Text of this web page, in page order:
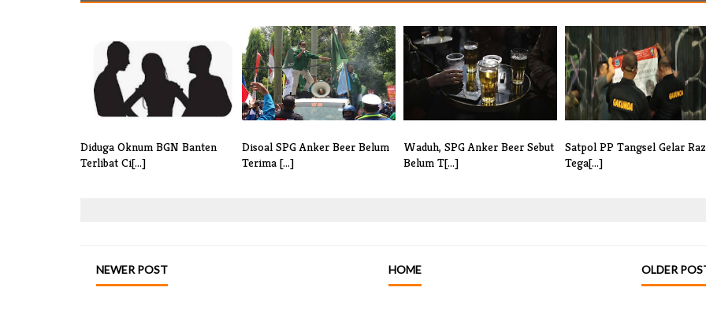
Diduga Oknum BGN Banten
Terlibat Ci[...]
Disoal SPG Anker Beer Belum
Terima [...]
Waduh, SPG Anker Beer Sebut
Belum T[...]
Satpol PP Tangsel Gelar
Tega[...]
NEWER POST OLDER
HOME